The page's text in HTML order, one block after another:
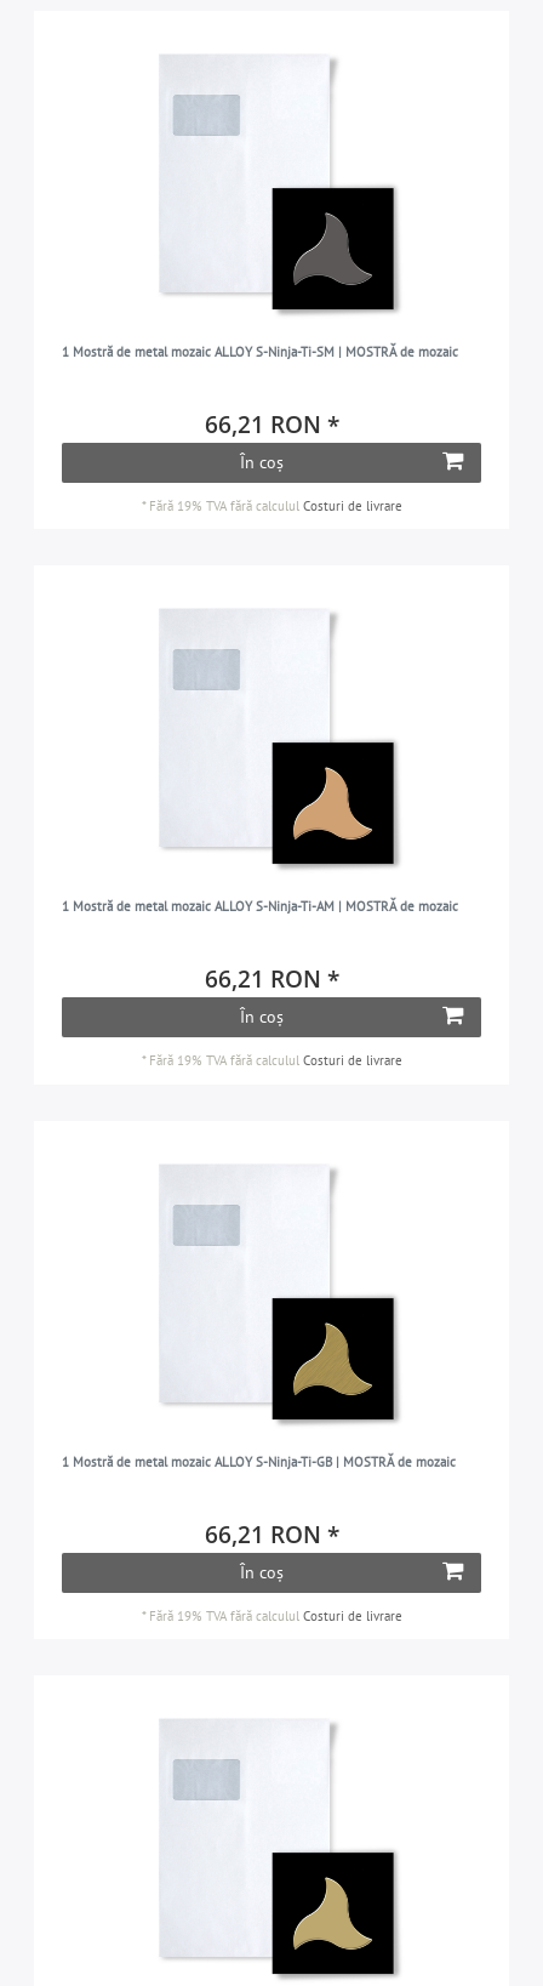
1 Mostră de metal mozaic ALLOY S-Ninja-Ti-SM | MOSTRĂ de mozaic
66,21 RON *
În coș
* Fără 19% TVAfără calculul Costuri de livrare
1 Mostră de metal mozaic ALLOY S-Ninja-Ti-AM | MOSTRĂ de mozaic
66,21 RON *
În coș
* Fără 19% TVAfără calculul Costuri de livrare
1 Mostră de metal mozaic ALLOY S-Ninja-Ti-GB | MOSTRĂ de mozaic
66,21 RON *
În coș
* Fără 19% TVAfără calculul Costuri de livrare